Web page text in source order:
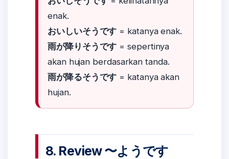
enak.
おいしいそうです = katanya enak.
雨が降りそうです = sepertinya
akan hujan berdasarkan tanda.
雨が降るそうです = katanya akan
hujan.
8. Review 〜ようです